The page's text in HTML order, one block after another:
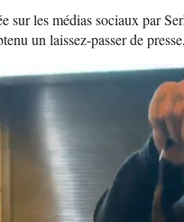
sur les médias sociaux par
un laissez-passer de